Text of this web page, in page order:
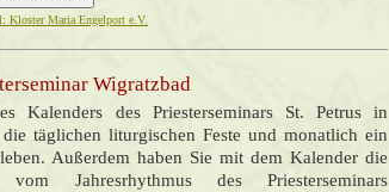
Kloster Maria Engelport e.V.
Wigratzbad
Kalenders des Priesterseminars St. Petrus in
täglichen liturgischen Feste und monatlich ein
Außerdem haben Sie mit dem Kalender die
Jahresrhythmus des Priesterseminars